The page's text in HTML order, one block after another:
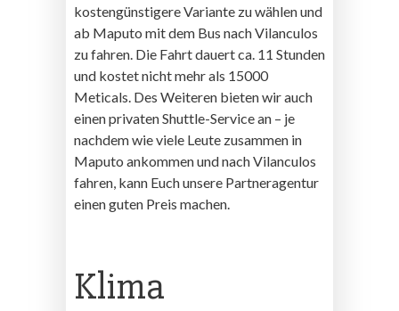
kostengünstigere Variante zu wählen und
ab Maputo mit dem Bus nach Vilanculos
zu fahren. Die Fahrt dauert ca. 11 Stunden
und kostet nicht mehr als 15000
Meticals. Des Weiteren bieten wir auch
einen privaten Shuttle-Service an – je
nachdem wie viele Leute zusammen in
Maputo ankommen und nach Vilanculos
fahren, kann Euch unsere Partneragentur
einen guten Preis machen.
Klima